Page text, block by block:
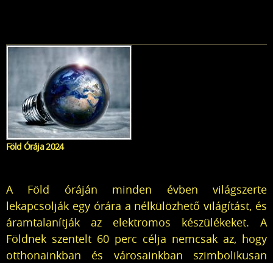
Föld Órája 2024
A Föld óráján minden évben világszerte
lekapcsolják egy órára a nélkülözhető világítást, és
áramtalanítják az elektromos készülékeket. A
Földnek szentelt 60 perc célja nemcsak az, hogy
otthonainkban és városainkban szimbolikusan